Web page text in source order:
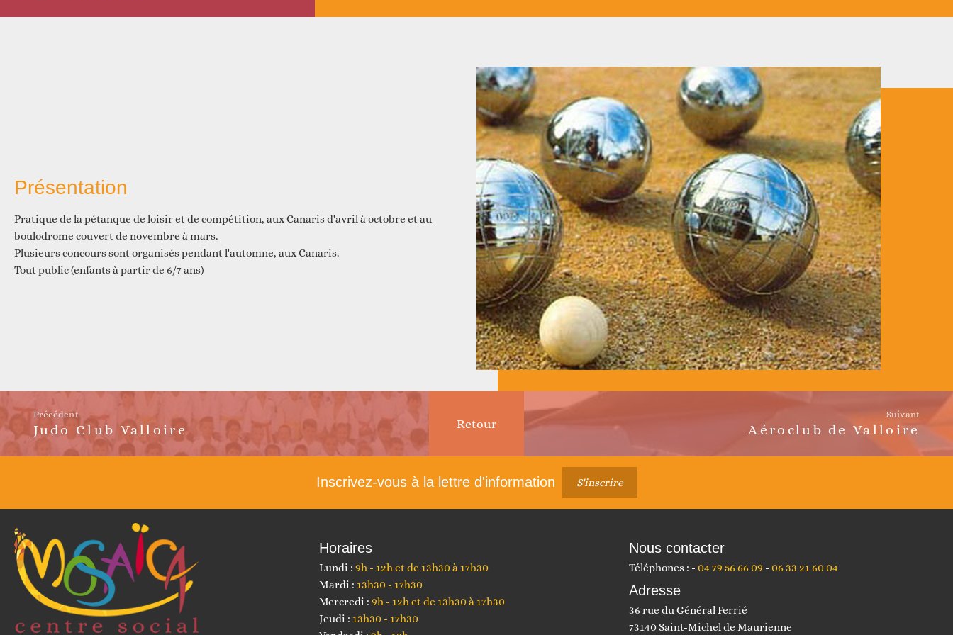
Faire un don
Nos actualités
Autres services
Présentation
Pratique de la pétanque de loisir et de compétition, aux Canaris d'avril à octobre et au
boulodrome couvert de novembre à mars.
Plusieurs concours sont organisés pendant l'automne, aux Canaris.
Tout public (enfants à partir de 6/7 ans)
Retour
Précédent
Article
précédent :
Judo Club Valloire
Suivant
Article
Aéroclub de Valloire
Inscrivez-vous à la lettre d'information S'inscrire
Horaires
Lundi : 9h - 12h et de 13h30 à 17h30
Mardi : 13h30 - 17h30
Mercredi : 9h - 12h et de 13h30 à 17h30
Jeudi : 13h30 - 17h30
Nous contacter
Téléphones : 04 79 56 66 09 06 33 21 60 04
Adresse
36 rue du Général Ferrié
73140 Saint-Michel de Maurienne